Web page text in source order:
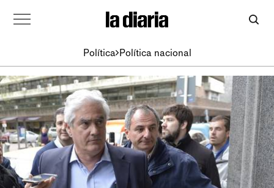
Política Política nacional